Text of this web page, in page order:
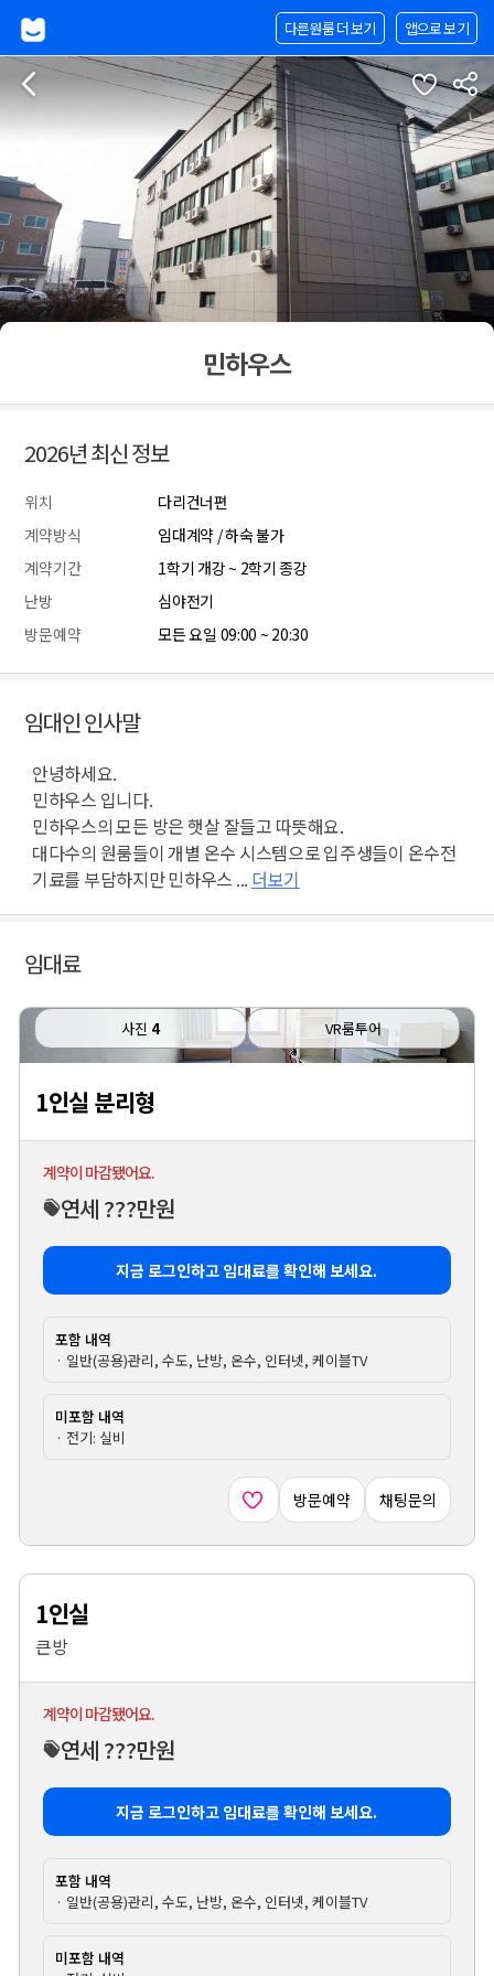
앱으로 보기
다른원룸 더 보기
민하우스
2026년 최신 정보
위치
다리건너편
계약방식
임대계약 / 하숙 불가
계약기간
1학기 개강 ~ 2학기 종강
난방
심야전기
방문예약
모든 요일 09:00 ~ 20:30
임대인 인사말
안녕하세요.
민하우스 입니다.
민하우스의 모든 방은 햇살 잘들고 따뜻해요.
대다수의 원룸들이 개별 온수 시스템으로 입주생들이 온수전
기료를 부담하지만 민하우스 ... 더보기
임대료
사진 4 VR룸투어
1인실 분리형
계약이 마감됐어요.
연세 ???만원
지금 로그인하고 임대료를 확인해 보세요.
포함 내역
· 일반(공용)관리, 수도, 난방, 온수, 인터넷, 케이블TV
미포함 내역
· 전기: 실비
방문예약 채팅문의
1인실
큰방
계약이 마감됐어요.
연세 ???만원
지금 로그인하고 임대료를 확인해 보세요.
포함 내역
· 일반(공용)관리, 수도, 난방, 온수, 인터넷, 케이블TV
미포함 내역